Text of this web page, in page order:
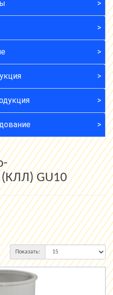
GU10
Показать: